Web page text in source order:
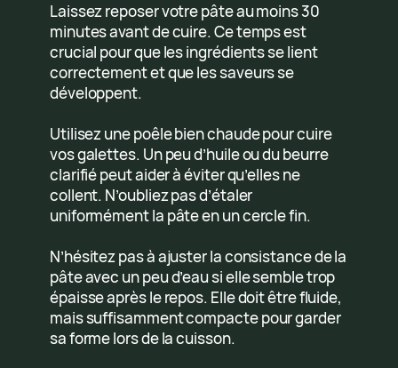
Laissez reposer votre pâte au moins 30
minutes avant de cuire. Ce temps est
crucial pour que les ingrédients se lient
correctement et que les saveurs se
développent.
Utilisez une poêle bien chaude pour cuire
vos galettes. Un peu d’huile ou du beurre
clarifié peut aider à éviter qu’elles ne
collent. N’oubliez pas d’étaler
uniformément la pâte en un cercle fin.
N’hésitez pas à ajuster la consistance de la
pâte avec un peu d’eau si elle semble trop
épaisse après le repos. Elle doit être fluide,
mais suffisamment compacte pour garder
sa forme lors de la cuisson.